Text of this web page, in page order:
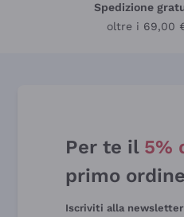
Spedizione
oltre i 69,00
Per te il 5%
primo
Iscriviti alla newsletter